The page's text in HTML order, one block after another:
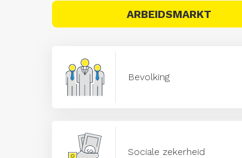
ARBEIDSMARKT
Bevolking
Sociale zekerheid